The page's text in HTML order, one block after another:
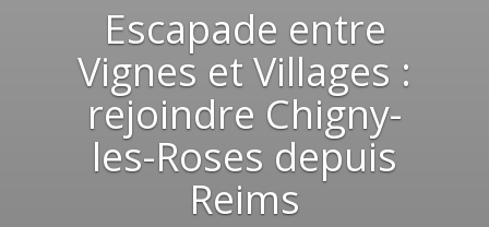
Escapade entre
Vignes et Villages :
rejoindre Chigny-
les-Roses depuis
Reims